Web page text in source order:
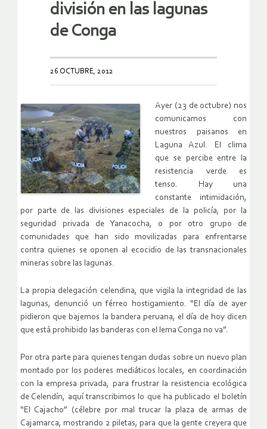
división en las lagunas
de Conga
26 OCTUBRE, 2012
Ayer (23 de octubre) nos
comunicamos con
nuestros paisanos en
Laguna Azul. El clima
que se percibe entre la
resistencia verde es
tenso. Hay una
constante intimidación,
por parte de las divisiones especiales de la policía, por la
seguridad privada de Yanacocha, o por otro grupo de
comunidades que han sido movilizadas para enfrentarse
contra quienes se oponen al ecocidio de las transnacionales
mineras sobre las lagunas.
La propia delegación celendina, que vigila la integridad de las
lagunas, denunció un férreo hostigamiento. “El día de ayer
pidieron que bajemos la bandera peruana, el día de hoy dicen
que está prohibido las banderas con el lema Conga no va”.
Por otra parte para quienes tengan dudas sobre un nuevo plan
montado por los poderes mediáticos locales, en coordinación
con la empresa privada, para frustrar la resistencia ecológica
de Celendín, aquí transcribimos lo que ha publicado el boletín
“El Cajacho” (célebre por mal trucar la plaza de armas de
Cajamarca, mostrando 2 piletas, para que la gente creyera que